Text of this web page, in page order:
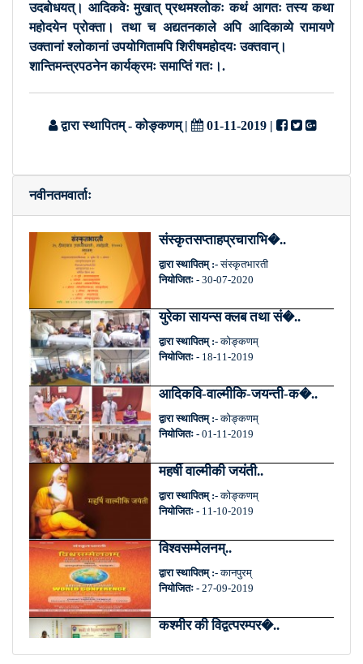
उदबोधयत्। आदिकवेः मुखात् प्रथमश्लोकः कथं आगतः तस्य कथा
महोदयेन प्रोक्ता। तथा च अद्यतनकाले अपि आदिकाव्ये रामायणे
उक्तानां श्लोकानां उपयोगितामपि शिरीषमहोदयः उक्तवान्।
शान्तिमन्त्रपठनेन कार्यक्रमः समाप्तिं गतः।.
द्वारा स्थापितम् - कोङ्कणम् 01-11-2019
नवीनतमवार्ताः
संस्कृतसप्ताहप्रचाराभि�..
द्वारा स्थापितम् :-संस्कृतभारती
नियोजितः -30-07-2020
युरेका सायन्स क्लब तथा सं�..
द्वारा स्थापितम् :-कोङ्कणम्
नियोजितः - 18-11-2019
आदिकवि-वाल्मीकि-जयन्ती-क�..
द्वारा स्थापितम् :-कोङ्कणम्
नियोजितः -01-11-2019
महर्षी वाल्मीकी जयंती..
द्वारा स्थापितम् :-कोङ्कणम्
नियोजितः - 11-10-2019
विश्वसम्मेलनम्..
द्वारा स्थापितम् :-कानपुरम्
नियोजितः -27-09-2019
कश्मीर की विद्वत्परम्पर�..